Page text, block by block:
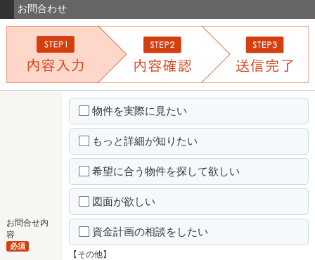
お問合わせ
お問合せ内
容
必須
物件を実際に見たい
もっと詳細が知りたい
希望に合う物件を探して欲しい
図面が欲しい
資金計画の相談をしたい
【その他】